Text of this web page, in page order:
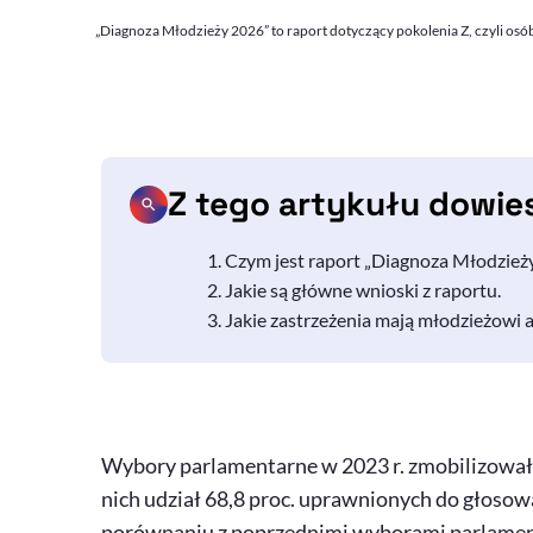
„Diagnoza Młodzieży 2026” to raport dotyczący pokolenia Z, czyli
Z tego artykułu
Czym jest raport „Diagnoza
Jakie są główne wnioski z raportu.
Jakie zastrzeżenia mają młodzieżowi
Wybory parlamentarne w 2023 r.
nich udział 68,8 proc. uprawnionych do